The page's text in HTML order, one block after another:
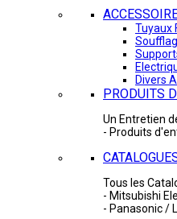
Tuyaux
Divers
PRODUITS
Un Entretien
- Produits
Tous les
- Mitsubishi
- Panasonic /